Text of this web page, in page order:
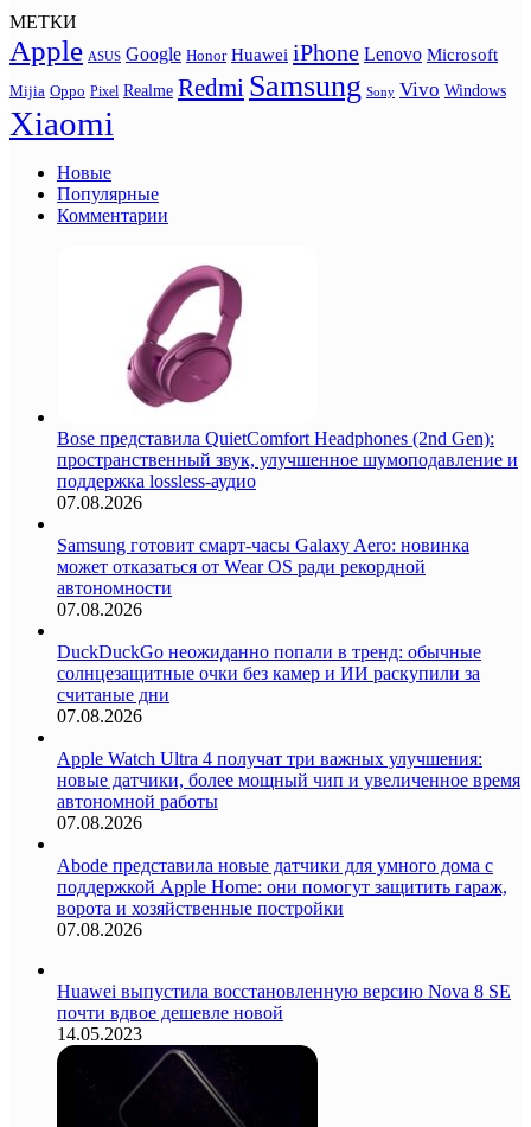
МЕТКИ
Apple ASUS Google Honor Huawei iPhone Lenovo Microsoft
Mijia Oppo Pixel Realme Redmi Samsung Sony Vivo Windows
Xiaomi
Новые
Популярные
Комментарии
Bose представила QuietComfort Headphones (2nd Gen):
пространственный звук, улучшенное шумоподавление и
поддержка lossless-аудио
07.08.2026
Samsung готовит смарт-часы Galaxy Aero: новинка
может отказаться от Wear OS ради рекордной
автономности
07.08.2026
DuckDuckGo неожиданно попали в тренд: обычные
солнцезащитные очки без камер и ИИ раскупили за
считаные дни
07.08.2026
Apple Watch Ultra 4 получат три важных улучшения:
новые датчики, более мощный чип и увеличенное время
автономной работы
07.08.2026
Abode представила новые датчики для умного дома с
поддержкой Apple Home: они помогут защитить гараж,
ворота и хозяйственные постройки
07.08.2026
Huawei выпустила восстановленную версию Nova 8 SE
почти вдвое дешевле новой
14.05.2023